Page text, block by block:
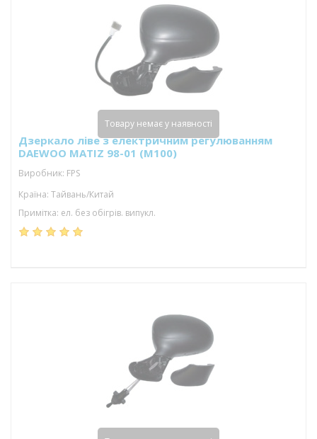
Дзеркало ліве з електричним регулюванням
DAEWOO MATIZ 98-01 (M100)
Виробник: FPS
Країна: Тайвань/Китай
Примітка: ел. без обігрів. випукл.
Товару немає у наявності